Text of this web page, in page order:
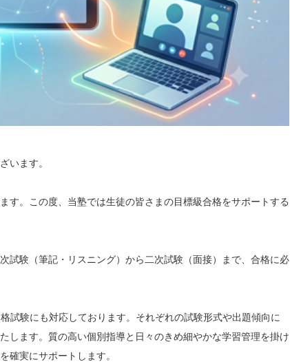
います。
す。この度、当塾では生徒の皆さまの目標級合格をサポートする
試験（筆記・リスニング）から二次試験（面接）まで、合格に必
試験にも対応しております。それぞれの試験形式や出題傾向に
します。質の高い個別指導と日々のきめ細やかな学習管理を掛け
確実にサポートします。